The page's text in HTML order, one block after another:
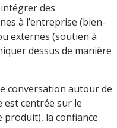
des
à l’entreprise (bien-
externes (soutien à
dessus de manière
conversation autour de
est centrée sur le
la confiance